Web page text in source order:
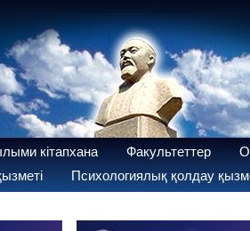
кітапхана Факультеттер
Психологиялық қолдау